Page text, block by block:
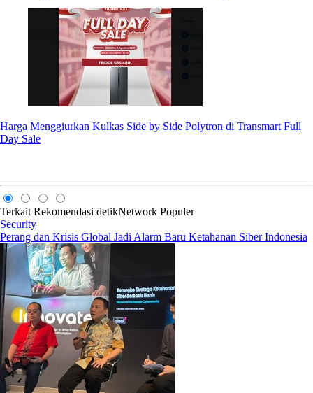
Harga Menggiurkan Kulkas Side by Side Polytron di Transmart Full
Day Sale
Terkait Rekomendasi detikNetwork Populer
Security
Perang dan Krisis Global Jadi Alarm Baru Ketahanan Siber Indonesia